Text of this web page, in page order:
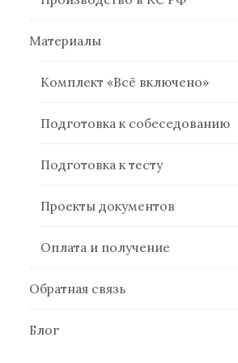
Материалы
Комплект «Всё включено»
Подготовка к собеседованию
Подготовка к тесту
Проекты документов
Оплата и получение
Обратная связь
Блог